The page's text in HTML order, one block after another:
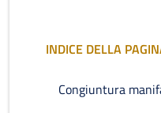
INDICE DELLA
Congiuntura